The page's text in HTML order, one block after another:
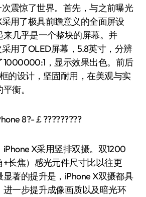
震惊了世界。首先，与之前曝光
用了极具前瞻意义的全面屏设
几乎是一个整块的屏幕。并
用了OLED屏幕，5.8英寸，分辨
1000000:1，显示效果出色。前后
的设计，坚固耐用，在美观与实
衡。
X采用竖排双摄。双1200
长焦）感光元件尺寸比以往更
著的提升是，iPhone X双摄都具
一步提升成像画质以及暗光环